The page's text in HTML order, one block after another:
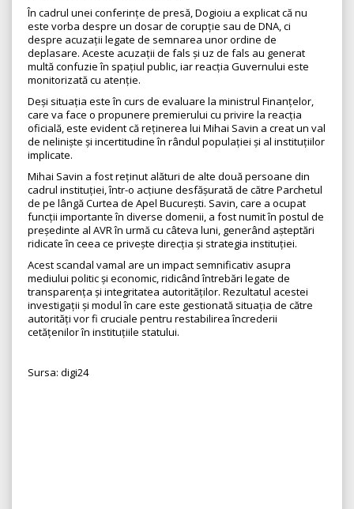
În cadrul unei conferințe de presă, Dogioiu a explicat că nu
este vorba despre un dosar de corupție sau de DNA, ci
despre acuzații legate de semnarea unor ordine de
deplasare. Aceste acuzații de fals și uz de fals au generat
multă confuzie în spațiul public, iar reacția Guvernului este
monitorizată cu atenție.
Deși situația este în curs de evaluare la ministrul Finanțelor,
care va face o propunere premierului cu privire la reacția
oficială, este evident că reținerea lui Mihai Savin a creat un val
de neliniște și incertitudine în rândul populației și al instituțiilor
implicate.
Mihai Savin a fost reținut alături de alte două persoane din
cadrul instituției, într-o acțiune desfășurată de către Parchetul
de pe lângă Curtea de Apel București. Savin, care a ocupat
funcții importante în diverse domenii, a fost numit în postul de
președinte al AVR în urmă cu câteva luni, generând așteptări
ridicate în ceea ce privește direcția și strategia instituției.
Acest scandal vamal are un impact semnificativ asupra
mediului politic și economic, ridicând întrebări legate de
transparența și integritatea autorităților. Rezultatul acestei
investigații și modul în care este gestionată situația de către
autorități vor fi cruciale pentru restabilirea încrederii
cetățenilor în instituțiile statului.
Sursa: digi24